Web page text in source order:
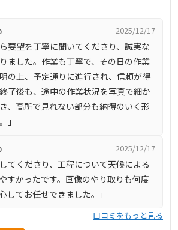
常にお客様の立場に立った技術提供を
規模な会社ならではのフットワークの
で、多くのお客様から信頼を得ていま
2025/12/17
要望を丁寧に聞いてくださり、誠実な
ました。作業も丁寧で、その日の作業
の上、予定通りに進行され、信頼が得
了後も、途中の作業状況を写真で細か
、高所で見れない部分も納得のいく形
」
2025/12/17
てくださり、工程について天候による
すかったです。画像のやり取りも何度
してお任せできました。」
口コミをもっと見る